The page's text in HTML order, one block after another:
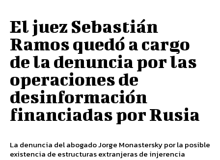
El juez Sebastián
Ramos quedó a cargo
de la denuncia por las
operaciones de
desinformación
financiadas por Rusia
La denuncia del abogado Jorge Monastersky por la posible
existencia de estructuras extranjeras de injerencia